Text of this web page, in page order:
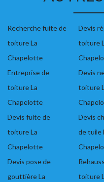
Recherche fuite de
toiture La
Chapelotte
Entreprise de
toiture La
Chapelotte
Devis fuite de
toiture La
Chapelotte
Devis pose de
gouttière La
Devis
toiture
Devis
toiture
Devis
de tuile
toiture